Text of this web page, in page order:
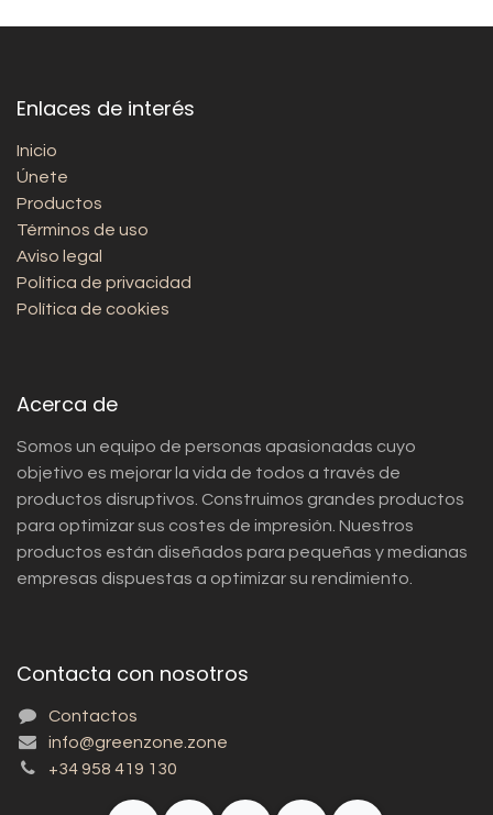
Enlaces de interés
Inicio
Únete
Productos
Términos de uso
Aviso legal
Política de privacidad
Política de cookies
Acerca de
Somos un equipo de personas apasionadas cuyo
objetivo es mejorar la vida de todos a través de
productos disruptivos. Construimos grandes productos
para optimizar sus costes de impresión. Nuestros
productos están diseñados para pequeñas y medianas
empresas dispuestas a optimizar su rendimiento.
Contacta con nosotros
Contactos
info@greenzone.zone
+34 958 419 130